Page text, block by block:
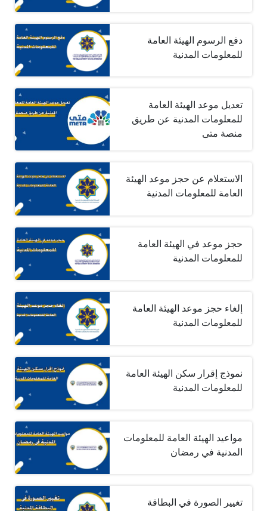
دفع الرسوم الهيئة العامة
للمعلومات المدنية
تعديل موعد الهيئة العامة
للمعلومات المدنية عن طريق
منصة متى
الاستعلام عن حجز موعد الهيئة
العامة للمعلومات المدنية
حجز موعد في الهيئة العامة
للمعلومات المدنية
إلغاء حجز موعد الهيئة العامة
للمعلومات المدنية
نموذج إقرار سكن الهيئة العامة
للمعلومات المدنية
مواعيد الهيئة العامة للمعلومات
المدنية في رمضان
تغيير الصورة في البطاقة